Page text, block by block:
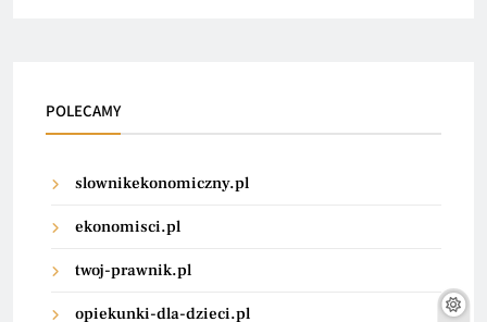
POLECAMY
slownikekonomiczny.pl
ekonomisci.pl
twoj-prawnik.pl
opiekunki-dla-dzieci.pl